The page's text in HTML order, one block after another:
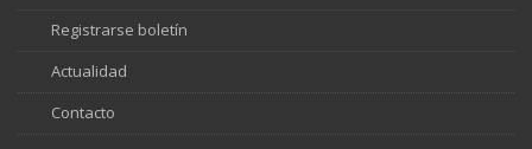
Registrarse boletín
Actualidad
Contacto